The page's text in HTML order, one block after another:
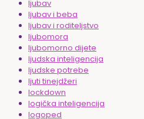
ljubav
ljubav i beba
ljubav i roditeljstvo
ljubomora
ljubomorno dijete
ljudska inteligencija
ljudske potrebe
ljuti tinejdžeri
lockdown
logička inteligencija
logoped